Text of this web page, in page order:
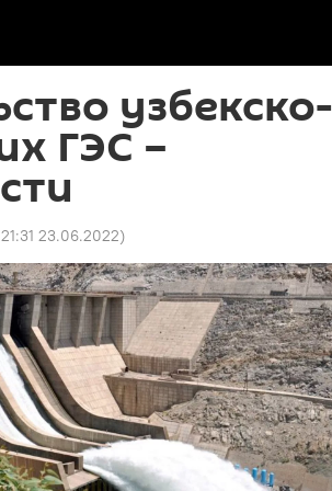
узбекско-
ГЭС –
21:31 23.06.2022)